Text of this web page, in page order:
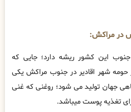
در مراکش:
این کشور ریشه دارد؛ جایی که
حومه شهر اقادیر در جنوب مراکش یکی
جهان تولید می شود؛ روغنی که غنی
تغذیه پوست میباشد.